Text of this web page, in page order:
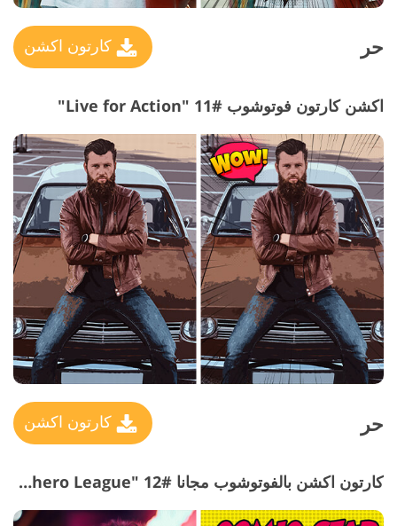
حر كارتون اكشن
اكشن كارتون فوتوشوب #11 "Live for Action"
حر كارتون اكشن
كارتون اكشن بالفوتوشوب مجانا #12 "Superhero League"